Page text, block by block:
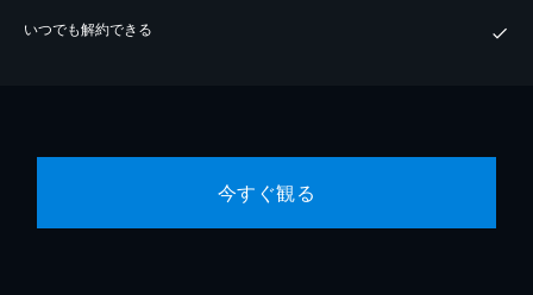
いつでも解約できる
今すぐ観る